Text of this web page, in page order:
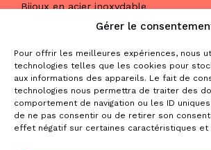
Gérer le
Pour offrir les meilleures expériences, nous
technologies telles que les cookies pour
aux informations des appareils. Le fait de
technologies nous permettra de traiter des
comportement de navigation ou les ID
de ne pas consentir ou de retirer son
effet négatif sur certaines caractéristiques et
Bijoux en acier inoxydable
Maquillage
Parfums
Nous trouver
& nous contacter
2 place de la Liberté
31470 Saint-Lys